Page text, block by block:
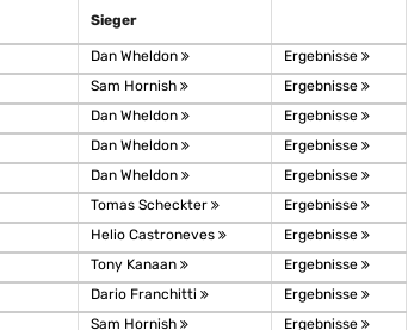
Sieger
Dan Wheldon
Ergebnisse
Sam Hornish
Ergebnisse
Dan Wheldon
Ergebnisse
Dan Wheldon
Ergebnisse
Dan Wheldon
Ergebnisse
Tomas Scheckter
Ergebnisse
Helio Castroneves
Ergebnisse
Tony Kanaan
Ergebnisse
Dario Franchitti
Ergebnisse
Sam Hornish
Ergebnisse